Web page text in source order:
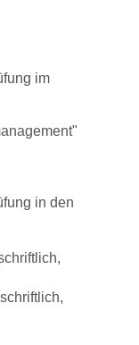
im
in den